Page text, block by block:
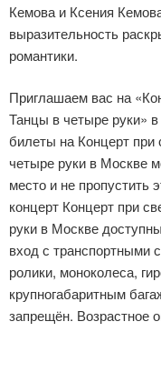
Кемова и Ксения
выразительность
романтики.
Приглашаем вас на
Танцы в четыре руки»
билеты на Концерт
четыре руки в Москве
место и не пропустить
концерт Концерт при
руки в Москве
вход с транспортными
ролики, моноколеса,
крупногабаритным
запрещён. Возрастное